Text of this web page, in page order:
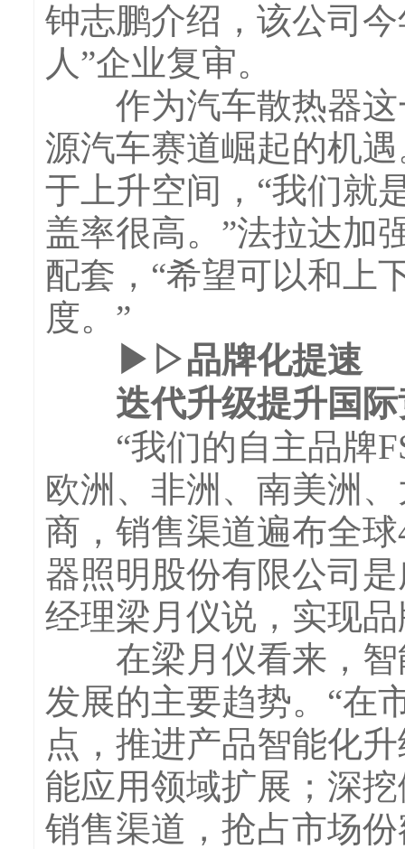
钟志鹏介绍，该公司
人”企业复审。
作为汽车散热器这
源汽车赛道崛起的机
于上升空间，“我们就
盖率很高。”法拉达加
配套，“希望可以和上
度。”
▶▷品牌化提速
迭代升级提升国际
“我们的自主品牌
欧洲、非洲、南美洲
商，销售渠道遍布全
器照明股份有限公司
经理梁月仪说，实现
在梁月仪看来，智
发展的主要趋势。“在
点，推进产品智能化
能应用领域扩展；深
销售渠道，抢占市场份